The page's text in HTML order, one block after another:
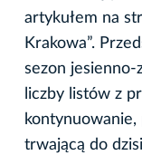
artykułem na
Krakowa”.
sezon
liczby listów z
kontynuowanie,
trwającą do